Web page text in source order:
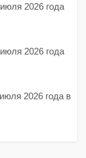
2026 года
2026 года
2026 года в